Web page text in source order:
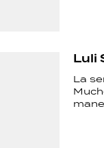
Luli
La